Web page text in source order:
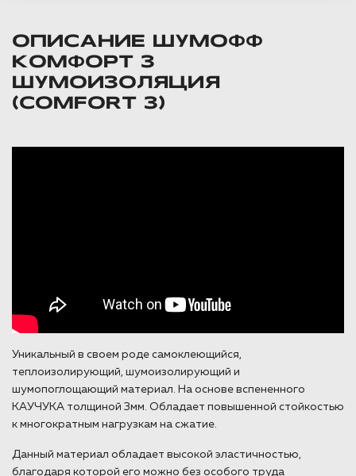
ОПИСАНИЕ ШУМОФФ
КОМФОРТ 3
ШУМОИЗОЛЯЦИЯ
(COMFORT 3)
Уникальный в своем роде самоклеющийся,
теплоизолирующий, шумоизолирующий и
шумопоглощающий материал. На основе вспененного
КАУЧУКА толщиной 3мм. Обладает повышенной стойкостью
к многократным нагрузкам на сжатие.
Данный материал обладает высокой эластичностью,
благодаря которой его можно без особого труда